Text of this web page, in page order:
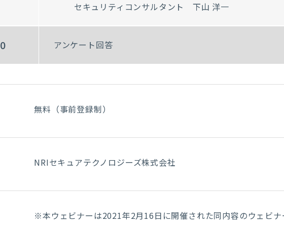
セキュリティコンサルタント 下山 洋一
アンケート回答
無料（事前登録制）
NRIセキュアテクノロジーズ株式会社
※本ウェビナーは2021年2月16日に開催された同内容のウェビナ